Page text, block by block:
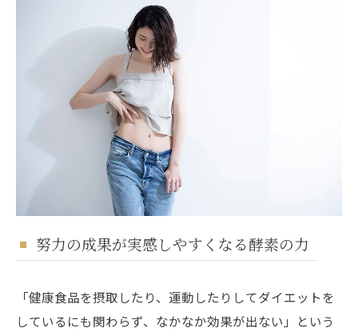
努力の成果が実感しやすくなる酵素の力
「健康食品を摂取したり、運動したりしてダイエットを
しているにも関わらず、なかなか効果が出ない」という